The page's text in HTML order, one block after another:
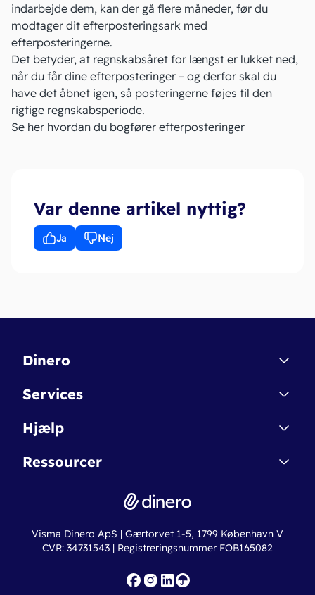
indarbejde dem, kan der gå flere måneder, før du
modtager dit efterposteringsark med
efterposteringerne.
Det betyder, at regnskabsåret for længst er lukket ned,
når du får dine efterposteringer – og derfor skal du
have det åbnet igen, så posteringerne føjes til den
rigtige regnskabsperiode.
Se her hvordan du bogfører efterposteringer
Var denne artikel nyttig?
Ja Nej
Dinero
Kontakt
Betingelser & Sikkerhed
Nye funktioner
Services
Dinero Starter
Dinero Pro
Erhvervslån
Fakturaskabeloner
Hjælp
Regnskabsordbogen
Online regnskabskurser
Ressourcer
Ny virksomhed
Iværksætterlegat
Visma Dinero ApS | Gærtorvet 1-5, 1799 København V
CVR: 34731543 | Registreringsnummer FOB165082